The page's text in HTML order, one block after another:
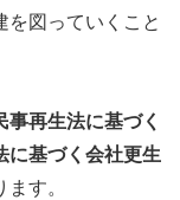
を図っていくこと
事再生法に基づく
に基づく会社更生
ます。